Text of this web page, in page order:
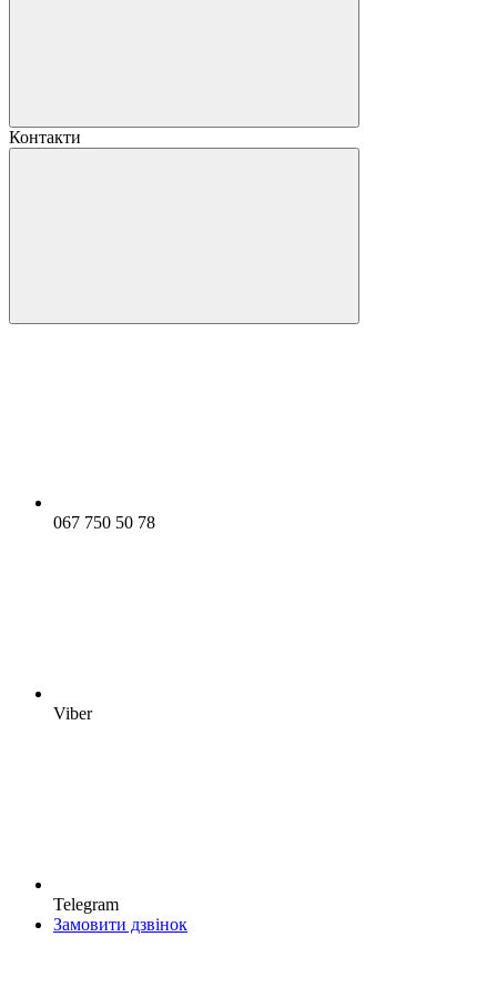
Контакти
067 750 50 78
Viber
Telegram
Замовити дзвінок